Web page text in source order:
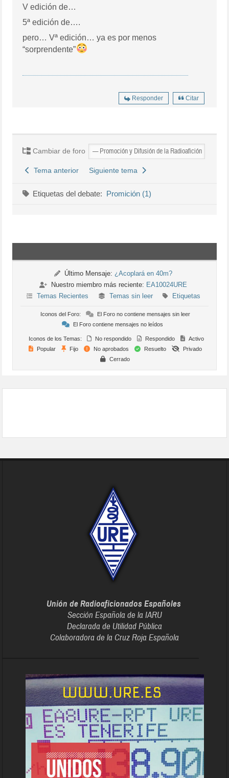
V edición de…
5ª edición de….
pero… Vª edición… ya es por menos
“sorprendente”
Responder Citar
Cambiar de foro
Tema anterior Siguiente tema
Etiquetas del debate: Promición (1)
Último Mensaje: ¿Acoplará en 40m?
Nuestro miembro más reciente: EA10024URE
Temas Recientes
Temas sin leer Etiquetas
Iconos del Foro:
El Foro no contiene mensajes sin leer
El Foro contiene mensajes no leídos
Iconos de los Temas: No respondido Respondido
Activo
Popular
Fijo No aprobados Resuelto
Privado
Cerrado
Unión de Radioaficionados Españoles
Sección Española de la IARU
Declarada de Utilidad Pública
Colaboradora de la Cruz Roja Española